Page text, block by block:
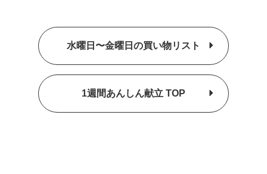
水曜日〜金曜日の買い物リスト
1週間あんしん献立 TOP